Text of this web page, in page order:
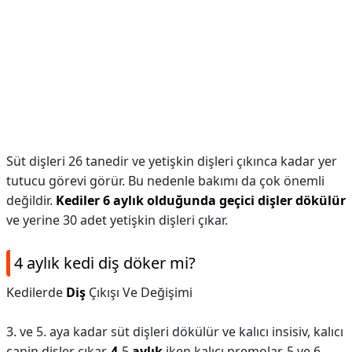
Süt dişleri 26 tanedir ve yetişkin dişleri çıkınca kadar yer
tutucu görevi görür. Bu nedenle bakımı da çok önemli
değildir. Kediler 6 aylık olduğunda geçici dişler dökülür
ve yerine 30 adet yetişkin dişleri çıkar.
4 aylık kedi diş döker mi?
Kedilerde Diş Çıkışı Ve Değişimi
3. ve 5. aya kadar süt dişleri dökülür ve kalıcı insisiv, kalıcı